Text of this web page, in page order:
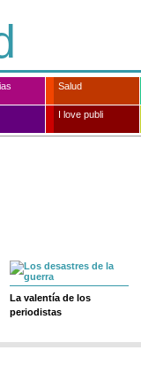
Salud
I love publi
La valentía de los
periodistas